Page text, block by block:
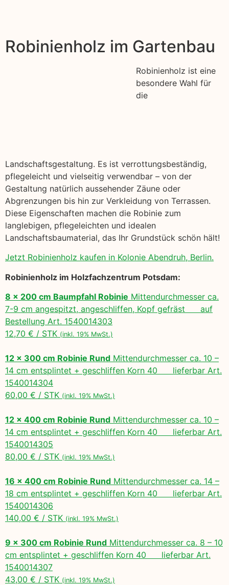
Robinienholz im Gartenbau
Robinienholz ist eine
besondere Wahl für
die
Landschaftsgestaltung. Es ist verrottungsbeständig,
pflegeleicht und vielseitig verwendbar – von der
Gestaltung natürlich aussehender Zäune oder
Abgrenzungen bis hin zur Verkleidung von Terrassen.
Diese Eigenschaften machen die Robinie zum
langlebigen, pflegeleichten und idealen
Landschaftsbaumaterial, das Ihr Grundstück schön hält!
Jetzt Robinienholz kaufen in Kolonie Abendruh, Berlin.
Robinienholz im Holzfachzentrum Potsdam:
8 x 200 cm Baumpfahl Robinie Mittendurchmesser ca.
7-9 cm angespitzt, angeschliffen, Kopf gefräst auf
Bestellung Art. 1540014303
12,70 € / STK (inkl. 19% MwSt.)
12 x 300 cm Robinie Rund Mittendurchmesser ca. 10 –
14 cm entsplintet + geschliffen Korn 40 lieferbar Art.
1540014304
60,00 € / STK (inkl. 19% MwSt.)
12 x 400 cm Robinie Rund Mittendurchmesser ca. 10 –
14 cm entsplintet + geschliffen Korn 40 lieferbar Art.
1540014305
80,00 € / STK (inkl. 19% MwSt.)
16 x 400 cm Robinie Rund Mittendurchmesser ca. 14 –
18 cm entsplintet + geschliffen Korn 40 lieferbar Art.
1540014306
140,00 € / STK (inkl. 19% MwSt.)
9 x 300 cm Robinie Rund Mittendurchmesser ca. 8 – 10
cm entsplintet + geschliffen Korn 40 lieferbar Art.
1540014307
43,00 € / STK (inkl. 19% MwSt.)